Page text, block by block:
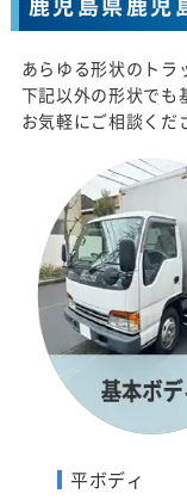
あらゆる形状のトラ
下記以外の形状でも
お気軽にご相談くだ
平ボディ